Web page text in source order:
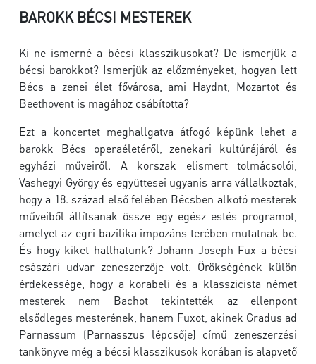
BAROKK BÉCSI MESTEREK
Ki ne ismerné a bécsi klasszikusokat? De ismerjük a
bécsi barokkot? Ismerjük az előzményeket, hogyan lett
Bécs a zenei élet fővárosa, ami Haydnt, Mozartot és
Beethovent is magához csábította?
Ezt a koncertet meghallgatva átfogó képünk lehet a
barokk Bécs operaéletéről, zenekari kultúrájáról és
egyházi műveiről. A korszak elismert tolmácsolói,
Vashegyi György és együttesei ugyanis arra vállalkoztak,
hogy a 18. század első felében Bécsben alkotó mesterek
műveiből állítsanak össze egy egész estés programot,
amelyet az egri bazilika impozáns terében mutatnak be.
És hogy kiket hallhatunk? Johann Joseph Fux a bécsi
császári udvar zeneszerzője volt. Örökségének külön
érdekessége, hogy a korabeli és a klasszicista német
mesterek nem Bachot tekintették az ellenpont
elsődleges mesterének, hanem Fuxot, akinek Gradus ad
Parnassum (Parnasszus lépcsője) című zeneszerzési
tankönyve még a bécsi klasszikusok korában is alapvető